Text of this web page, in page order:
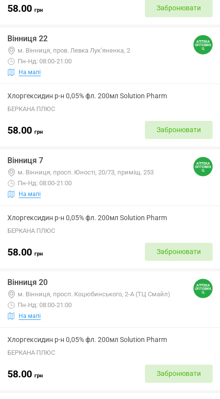
58.00 грн Забронювати
Вінниця 22
м. Вінниця, пров. Левка Лук’яненка, 2
Пн-Нд: 08:00-21:00
На мапі
Хлоргексидин р-н 0,05% фл. 200мл Solution Pharm
БЕРКАНА ПЛЮС
58.00 грн Забронювати
Вінниця 7
м. Вінниця, просп. Юності, 20/73, приміщ. 253
Пн-Нд: 08:00-21:00
На мапі
Хлоргексидин р-н 0,05% фл. 200мл Solution Pharm
БЕРКАНА ПЛЮС
58.00 грн Забронювати
Вінниця 20
м. Вінниця, просп. Коцюбинського, 2-А (ТЦ Смайл)
Пн-Нд: 08:00-21:00
На мапі
Хлоргексидин р-н 0,05% фл. 200мл Solution Pharm
БЕРКАНА ПЛЮС
58.00 грн Забронювати